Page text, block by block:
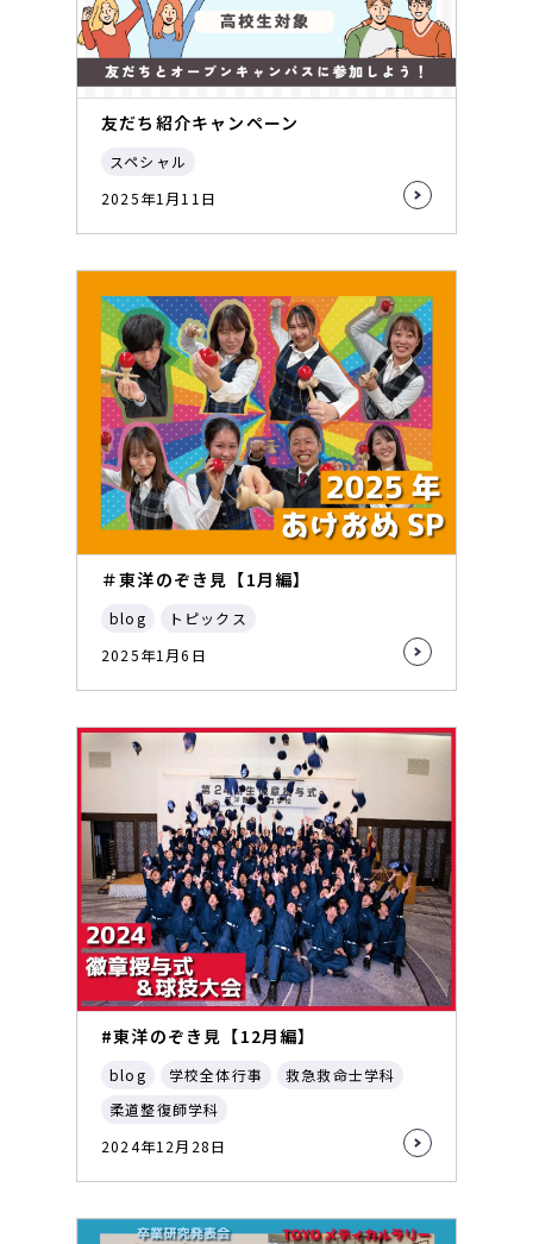
友だち紹介キャンペーン
スペシャル
2025年1月11日
＃東洋のぞき見【1月編】
blog
トピックス
2025年1月6日
#東洋のぞき見【12月編】
blog 学校全体行事
救急救命士学科
柔道整復師学科
2024年12月28日